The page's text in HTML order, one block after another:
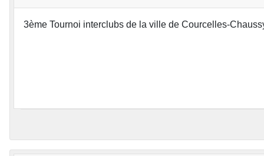
3ème Tournoi interclubs de la ville de Courcelles-